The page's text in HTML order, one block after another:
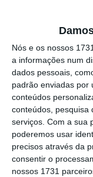
Nós e os nossos
a informações num
dados pessoais,
padrão enviadas por
conteúdos
conteúdos, pesquisa
serviços. Com a sua
poderemos usar
precisos através da
consentir o
nossos 1731
Nas duas
refere-se aos
residentes no
que exercem
empresas
“Além do
visita de
económicos e
fim da tarde],